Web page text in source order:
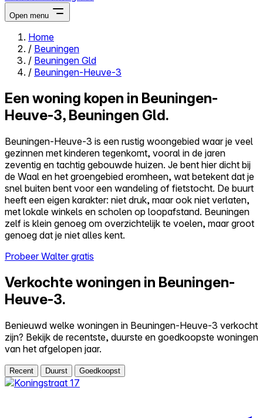
Open menu
Close menu
Zelf kopen
Reviews
Prijzen
Log in
Probeer Walter gratis
Home
/ Beuningen
/ Beuningen Gld
/ Beuningen-Heuve-3
Een woning kopen in Beuningen-
Heuve-3, Beuningen Gld.
Beuningen-Heuve-3 is een rustig woongebied waar je veel
gezinnen met kinderen tegenkomt, vooral in de jaren
zeventig en tachtig gebouwde huizen. Je bent hier dicht bij
de Waal en het groengebied eromheen, wat betekent dat je
snel buiten bent voor een wandeling of fietstocht. De buurt
heeft een eigen karakter: niet druk, maar ook niet verlaten,
met lokale winkels en scholen op loopafstand. Beuningen
zelf is klein genoeg om overzichtelijk te voelen, maar groot
genoeg dat je niet alles kent.
Probeer Walter gratis
Verkochte woningen in Beuningen-
Heuve-3.
Benieuwd welke woningen in Beuningen-Heuve-3 verkocht
zijn? Bekijk de recentste, duurste en goedkoopste woningen
van het afgelopen jaar.
Recent Duurst Goedkoopst